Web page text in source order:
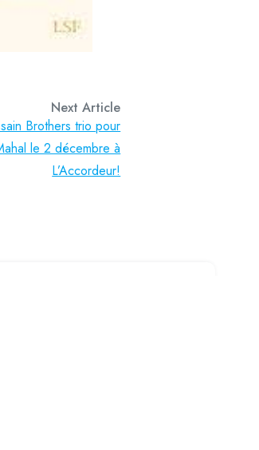
Next Article
Brothers trio pour
le 2 décembre à
L’Accordeur!